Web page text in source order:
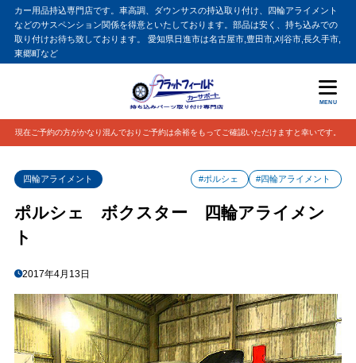
カー用品持込専門店です。車高調、ダウンサスの持込取り付け、四輪アライメント
などのサスペンション関係を得意といたしております。部品は安く、持ち込みでの
取り付けお待ち致しております。 愛知県日進市は名古屋市,豊田市,刈谷市,長久手市,
東郷町など
MENU
現在ご予約の方がかなり混んでおりご予約は余裕をもってご確認いただけますと幸いです。
四輪アライメント #ポルシェ #四輪アライメント
ポルシェ ボクスター 四輪アライメン
ト
2017年4月13日